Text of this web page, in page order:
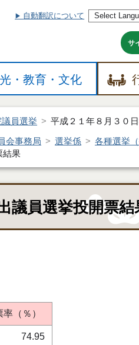
自動翻訳について
サ
・教育・文化
員選挙 平成２１年８月３０
会事務局 選挙係 各種選挙
結果
議員選挙投開票結
（％）
74.95